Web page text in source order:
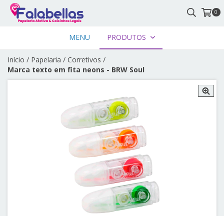
0
MENU PRODUTOS
Início / Papelaria / Corretivos /
Marca texto em fita neons - BRW Soul